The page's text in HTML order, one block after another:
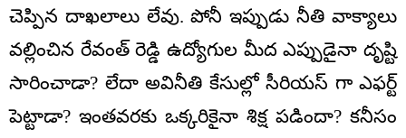
చెప్పిన దాఖలాలు లేవు. పోనీ ఇప్పుడు నీతి వాక్యాలు
వల్లించిన రేవంత్ రెడ్డి ఉద్యోగుల మీద ఎప్పుడైనా దృష్టి
సారించాడా? లేదా అవినీతి కేసుల్లో సీరియస్ గా ఎఫర్ట్
పెట్టాడా? ఇంతవరకు ఒక్కరికైనా శిక్ష పడిందా? కనీసం